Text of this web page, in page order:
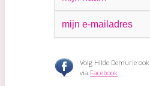
Volg Hilde Demurie ook
via Facebook